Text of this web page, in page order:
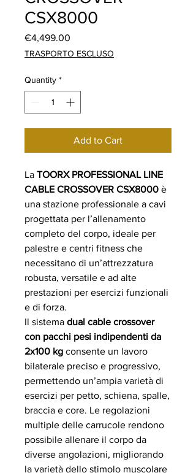
CSX8000
€4,499.00
TRASPORTO ESCLUSO
Quantity *
Add to Cart
La TOORX PROFESSIONAL LINE
CABLE CROSSOVER CSX8000 è
una stazione professionale a cavi
progettata per l’allenamento
completo del corpo, ideale per
palestre e centri fitness che
necessitano di un’attrezzatura
robusta, versatile e ad alte
prestazioni per esercizi funzionali
e di forza.
Il sistema dual cable crossover
con pacchi pesi indipendenti da
2x100 kg consente un lavoro
bilaterale preciso e progressivo,
permettendo un’ampia varietà di
esercizi per petto, schiena, spalle,
braccia e core. Le regolazioni
multiple delle carrucole rendono
possibile allenare il corpo da
diverse angolazioni, migliorando
la varietà dello stimolo muscolare